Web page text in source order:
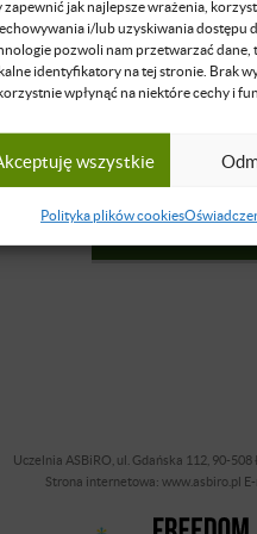
zapewnić jak najlepsze wrażenia,
i/lub uzyskiwania dostępu
pozwoli nam przetwarzać dane,
identyfikatory na tej stronie. Brak
wpłynąć na niektóre cechy i
wszystkie
Polityka plików cookies
Tylko dla
Zaloguj się, by uzyskać
Uczelnia ASBiRO, ul. Gdańska 112, 90-
Strona internetowa: www.asbiro.pl